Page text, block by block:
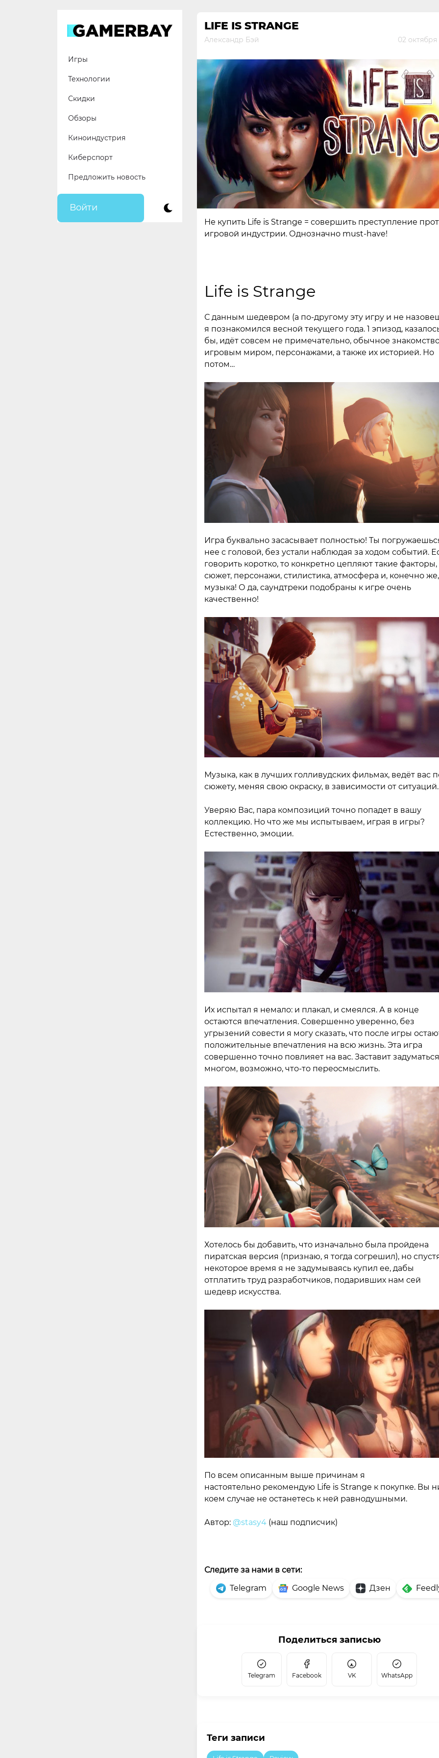
Игры
Технологии
Скидки
Обзоры
Киноиндустрия
Киберспорт
Предложить новость
Войти
LIFE IS STRANGE
Александр Бэй 02 октября
Не купить Life is Strange = совершить преступление
игровой индустрии. Однозначно must-have!
Life is Strange
С данным шедевром (а по-другому эту игру и не
я познакомился весной текущего года. 1 эпизод,
бы, идёт совсем не примечательно, обычное
игровым миром, персонажами, а также их историей. Но
потом…
Игра буквально засасывает полностью! Ты
нее с головой, без устали наблюдая за ходом событий.
говорить коротко, то конкретно цепляют такие факторы,
сюжет, персонажи, стилистика, атмосфера и, конечно же,
музыка! О да, саундтреки подобраны к игре очень
качественно!
Музыка, как в лучших голливудских фильмах, ведёт вас
сюжету, меняя свою окраску, в зависимости от ситуаций.
Уверяю Вас, пара композиций точно попадет в вашу
коллекцию. Но что же мы испытываем, играя в игры?
Естественно, эмоции.
Их испытал я немало: и плакал, и смеялся. А в конце
остаются впечатления. Совершенно уверенно, без
угрызений совести я могу сказать, что после игры
положительные впечатления на всю жизнь. Эта игра
совершенно точно повлияет на вас. Заставит
многом, возможно, что-то переосмыслить.
Хотелось бы добавить, что изначально была пройдена
пиратская версия (признаю, я тогда согрешил), но
некоторое время я не задумываясь купил ее, дабы
отплатить труд разработчиков, подаривших нам сей
шедевр искусства.
По всем описанным выше причинам я
настоятельно рекомендую Life is Strange к покупке. Вы
коем случае не останетесь к ней равнодушными.
Автор: @stasy4 (наш подписчик)
Следите за нами в сети:
Telegram
Google News Дзен
Поделиться записью
Telegram Facebook VK WhatsApp
Теги записи